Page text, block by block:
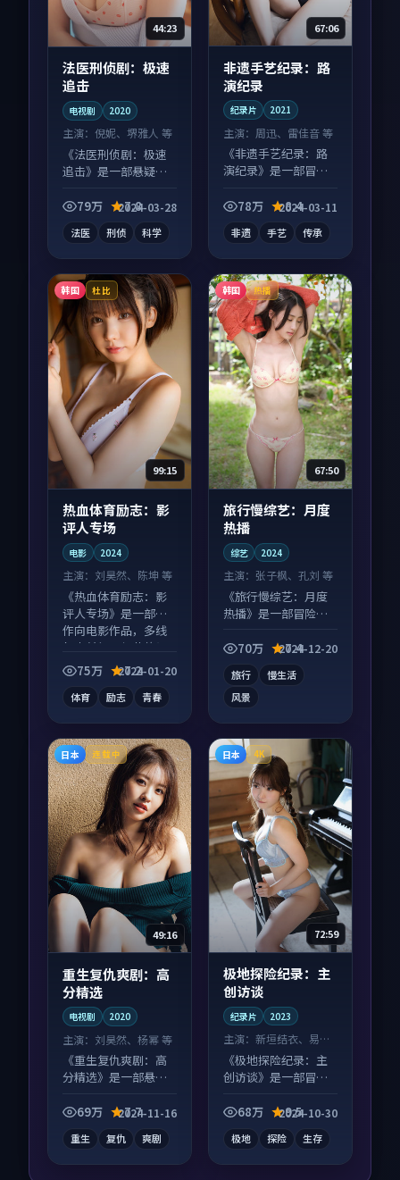
44:23
法医刑侦剧：极速
追击
电视剧 2020
主演： 倪妮、堺雅人 等
《法医刑侦剧：极速
追击》是一部悬疑向
事并行，细节值得二
79万 7.8
2024-03-28
法医 刑侦 科学
67:06
非遗手艺纪录：路
演纪录
纪录片 2021
主演： 周迅、雷佳音 等
《非遗手艺纪录：路
演纪录》是一部冒险
紧凑信息量大，适合
78万 8.4
2024-03-11
非遗 手艺 传承
韩国 杜比
99:15
热血体育励志：影
评人专场
电影 2024
主演： 刘昊然、陈坤 等
《热血体育励志：影
评人专场》是一部动
作向电影作品，多线
叙事并行，细节值得
二刷回味。
75万 7.2
2024-01-20
体育 励志 青春
韩国 热播
67:50
旅行慢综艺：月度
热播
综艺 2024
主演： 张子枫、孔刘 等
《旅行慢综艺：月度
热播》是一部冒险向
在线，配乐与镜头配
70万 7.4
2024-12-20
旅行
慢生活
风景
日本 连载中
49:16
重生复仇爽剧：高
分精选
电视剧 2020
主演： 刘昊然、杨幂 等
《重生复仇爽剧：高
分精选》是一部悬疑
紧凑信息量大，适合
69万 7.7
2024-11-16
重生 复仇 爽剧
日本 4K
72:59
极地探险纪录：主
创访谈
纪录片 2023
主演：新垣结衣、易烊
千玺 等
《极地探险纪录：主
创访谈》是一部冒险
持续发酵，适合周末
68万 9.5
2024-10-30
极地 探险 生存